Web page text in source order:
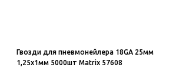
Гвозди для пневмонейлера 18GA 25мм
1,25х1мм 5000шт Matrix 57608